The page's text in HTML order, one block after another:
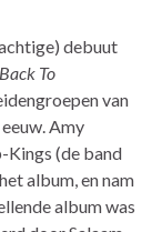
debuut
Back To
van
Amy
Kings (de band
album, en nam
album was